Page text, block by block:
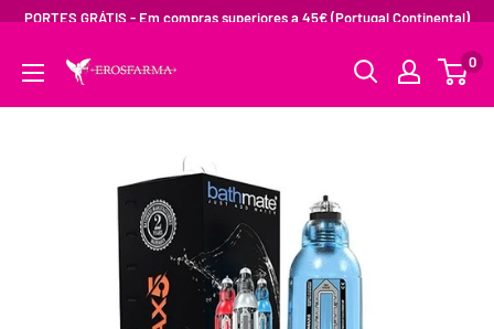
PORTES GRÁTIS - Em compras superiores a 45€ (Portugal Continental)
0